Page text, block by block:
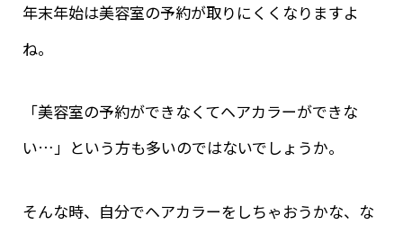
年末年始は美容室の予約が取りにくくなりますよ
ね。
「美容室の予約ができなくてヘアカラーができな
い…」という方も多いのではないでしょうか。
そんな時、自分でヘアカラーをしちゃおうかな、な